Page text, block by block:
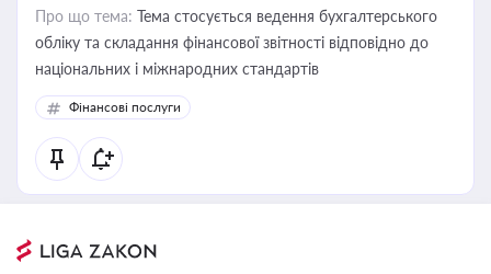
Про що тема: Тема стосується ведення бухгалтерського
обліку та складання фінансової звітності відповідно до
національних і міжнародних стандартів
Фінансові послуги